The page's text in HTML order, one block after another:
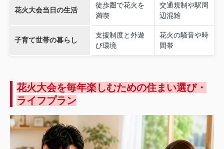
花火大会当日の生活
徒歩圏で花火を
満喫
交通規制や駅周
辺混雑
子育て世帯の暮らし
支援制度と外遊
び環境
花火の騒音や時
間帯
花火大会を毎年楽しむための住まい選び・
ライフプラン